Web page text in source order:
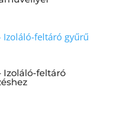
Izoláló-feltáró